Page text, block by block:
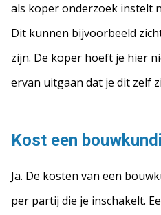
als koper onderzoek instelt
Dit kunnen bijvoorbeeld
zijn. De koper hoeft je hier
ervan uitgaan dat je dit zelf
Kost een
Ja. De kosten van een
per partij die je inschakelt.